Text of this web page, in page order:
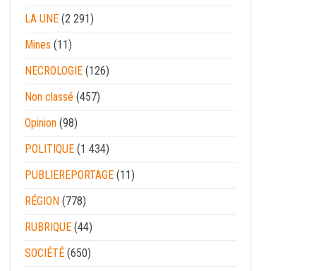
LA UNE (2 291)
Mines (11)
NECROLOGIE (126)
Non classé (457)
Opinion (98)
POLITIQUE (1 434)
PUBLIEREPORTAGE (11)
RÉGION (778)
RUBRIQUE (44)
SOCIÉTÉ (650)